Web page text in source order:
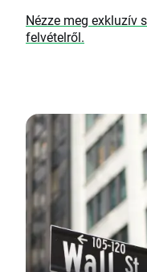
Nézze meg exkluzív
felvételről.